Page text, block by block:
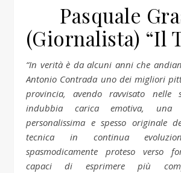
Pasquale
(Giornalista) “Il
“In verità è da alcuni anni che andiamo indicando in
Antonio Contrada uno dei migliori
provincia, avendo ravvisato nelle
indubbia carica emotiva, una
personalissima e spesso originale
tecnica in continua
spasmodicamente proteso verso
capaci di esprimere più